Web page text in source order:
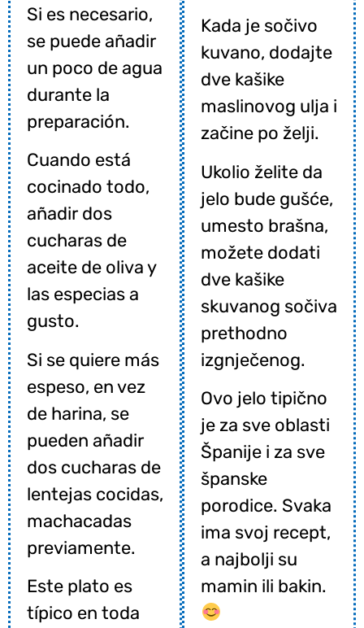
Si es necesario,
se puede añadir
un poco de agua
durante la
preparación.
Cuando está
cocinado todo,
añadir dos
cucharas de
aceite de oliva y
las especias a
gusto.
Si se quiere más
espeso, en vez
de harina, se
pueden añadir
dos cucharas de
lentejas cocidas,
machacadas
previamente.
Este plato es
típico en toda
Kada je sočivo
kuvano, dodajte
dve kašike
maslinovog ulja i
začine po želji.
Ukolio želite da
jelo bude gušće,
umesto brašna,
možete dodati
dve kašike
skuvanog sočiva
prethodno
izgnječenog.
Ovo jelo tipično
je za sve oblasti
Španije i za sve
španske
porodice. Svaka
ima svoj recept,
a najbolji su
mamin ili bakin.